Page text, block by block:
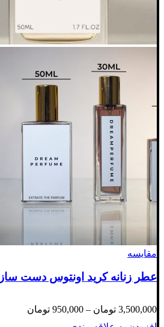
مقایسه
عطر زنانه کرید اونتوس دست ساز
3,500,000 تومان –
950,000 تومان